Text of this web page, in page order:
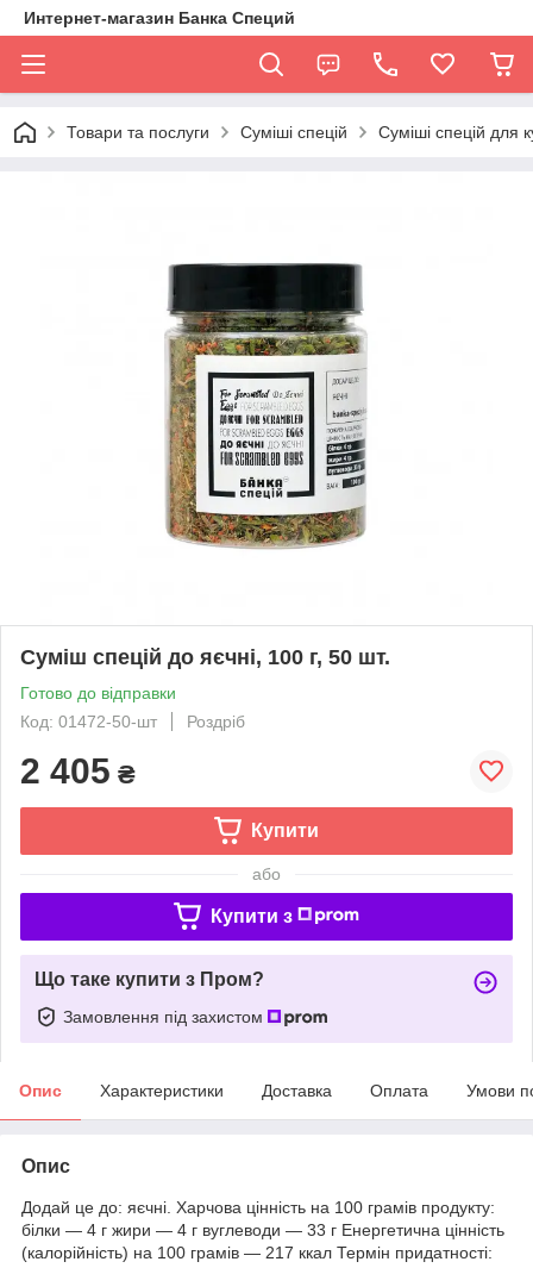
Интернет-магазин Банка Специй
Товари та послуги Суміші спецій Суміші спецій для
Суміш спецій до яєчні, 100 г, 50 шт.
Готово до відправки
Код: 01472-50-шт
Роздріб
2 405 ₴
Купити
або
Купити з
Що таке купити з Пром?
Замовлення під захистом
Опис Характеристики Доставка Оплата Умови
Опис
Додай це до: яєчні. Харчова цінність на 100 грамів продукту:
білки — 4 г жири — 4 г вуглеводи — 33 г Енергетична цінність
(калорійність) на 100 грамів — 217 ккал Термін придатності: